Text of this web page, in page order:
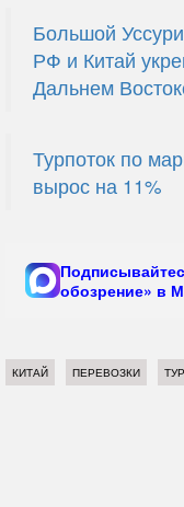
Большой
РФ и Китай
Дальнем
Турпоток по
вырос на 11%
обозрение» в
КИТАЙ ПЕРЕВОЗКИ